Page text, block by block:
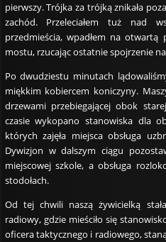
pierwszy. Trójka za trójką znikała
zachód. Przeleciałem tuż nad
przedmieścia, wpadłem na otwartą
mostu, rzucając ostatnie spojrzenie
Po dwudziestu minutach
miękkim kobiercem koniczyny.
drzewami przebiegającej obok
czasie wykopano stanowiska dla
których zajęła miejsca obsługa
Dywizjon w dalszym ciągu
miejscowej szkole, a obsługa
stodołach.
Od tej chwili naszą żywicielką
radiowy, gdzie mieściło się
oficera taktycznego i radiowego,